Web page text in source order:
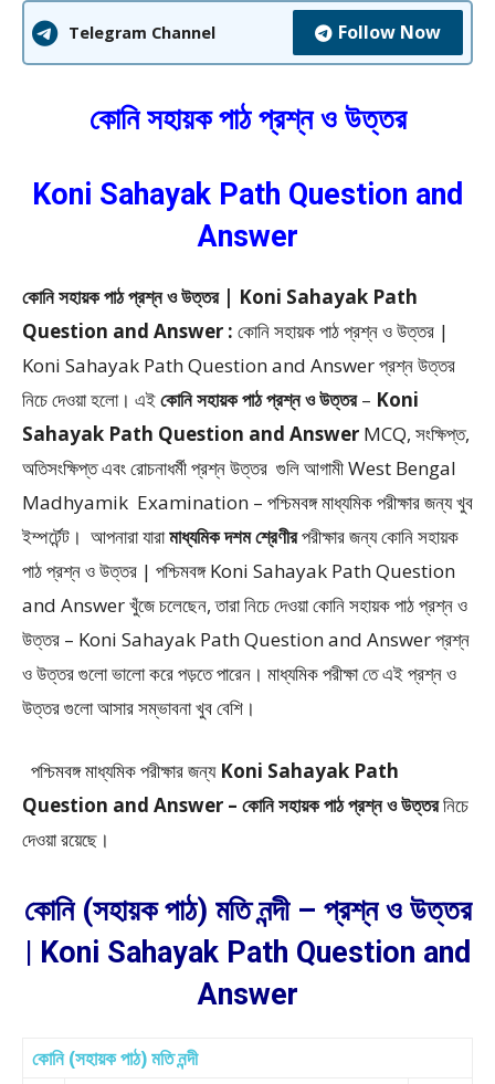
Telegram Channel Follow Now
কোনি সহায়ক পাঠ প্রশ্ন ও উত্তর
Koni Sahayak Path Question and
Answer
কোনি সহায়ক পাঠ প্রশ্ন ও উত্তর | Koni Sahayak Path
Question and Answer : কোনি সহায়ক পাঠ প্রশ্ন ও উত্তর |
Koni Sahayak Path Question and Answer প্রশ্ন উত্তর
নিচে দেওয়া হলো। এইকোনি সহায়ক পাঠ প্রশ্ন ও উত্তর– Koni
Sahayak Path Question and Answer MCQ, সংক্ষিপ্ত,
অতিসংক্ষিপ্ত এবং রোচনাধর্মী প্রশ্ন উত্তর গুলি আগামী West Bengal
Madhyamik Examination – পশ্চিমবঙ্গ মাধ্যমিক পরীক্ষার জন্য খুব
ইম্পর্টেন্ট। আপনারা যারামাধ্যমিক দশম শ্রেণীরপরীক্ষার জন্য কোনি সহায়ক
পাঠ প্রশ্ন ও উত্তর | পশ্চিমবঙ্গ Koni Sahayak Path Question
and Answer খুঁজে চলেছেন, তারা নিচে দেওয়া কোনি সহায়ক পাঠ প্রশ্ন ও
উত্তর – Koni Sahayak Path Question and Answer প্রশ্ন
ও উত্তর গুলো ভালো করে পড়তে পারেন। মাধ্যমিক পরীক্ষা তে এই প্রশ্ন ও
উত্তর গুলো আসার সম্ভাবনা খুব বেশি।
পশ্চিমবঙ্গ মাধ্যমিক পরীক্ষার জন্য Koni Sahayak Path
Question and Answer – কোনি সহায়ক পাঠ প্রশ্ন ও উত্তরনিচে
দেওয়া রয়েছে।
কোনি (সহায়ক পাঠ) মতি নন্দী – প্রশ্ন ও উত্তর
| Koni Sahayak Path Question and
Answer
কোনি (সহায়ক পাঠ) মতি নন্দী